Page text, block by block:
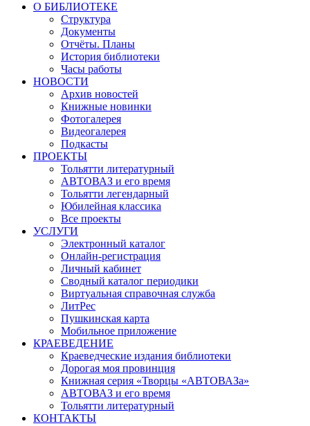
О БИБЛИОТЕКЕ
Структура
Документы
Отчёты. Планы
История библиотеки
Часы работы
НОВОСТИ
Архив новостей
Книжные новинки
Фотогалерея
Видеогалерея
Подкасты
ПРОЕКТЫ
Тольятти литературный
АВТОВАЗ и его время
Тольятти легендарный
Юбилейная классика
Все проекты
УСЛУГИ
Электронный каталог
Онлайн-регистрация
Личный кабинет
Сводный каталог периодики
Виртуальная справочная служба
ЛитРес
Пушкинская карта
Мобильное приложение
КРАЕВЕДЕНИЕ
Краеведческие издания библиотеки
Дорогая моя провинция
Книжная серия «Творцы «АВТОВАЗа»
АВТОВАЗ и его время
Тольятти литературный
КОНТАКТЫ